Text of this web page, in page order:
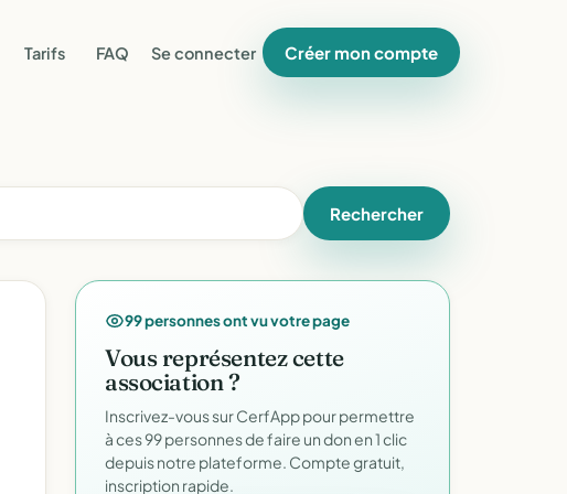
Tarifs FAQ Se connecter Créer mon compte
Rechercher
99 personnes ont vu votre page
Vous représentez cette
association ?
Inscrivez-vous sur CerfApp pour permettre
à ces 99 personnes de faire un don en 1 clic
depuis notre plateforme. Compte gratuit,
inscription rapide.